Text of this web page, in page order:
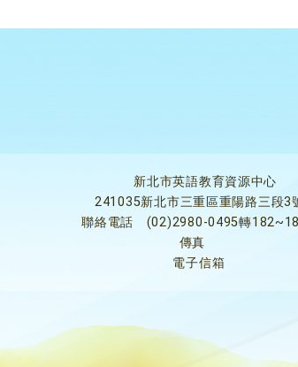
新北市英語教育資源中心
241035新北市三重區重陽路三段3
聯絡電話
(02)2980-0495轉
傳真
電子信箱